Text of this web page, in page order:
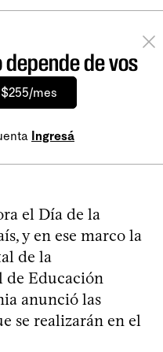
de vos
mes
Ingresá
el Día de la
y en ese marco la
de la
Educación
anunció las
se realizarán en el